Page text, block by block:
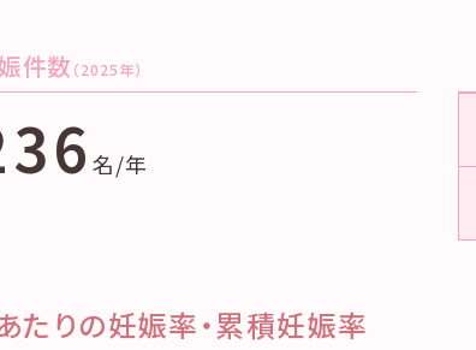
件数 （2025年）
名/年
たりの妊娠率・累積妊娠率